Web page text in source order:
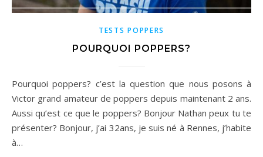
TESTS POPPERS
POURQUOI POPPERS?
Pourquoi poppers? c’est la question que nous posons à
Victor grand amateur de poppers depuis maintenant 2 ans.
Aussi qu’est ce que le poppers? Bonjour Nathan peux tu te
présenter? Bonjour, j’ai 32ans, je suis né à Rennes, j’habite
à…